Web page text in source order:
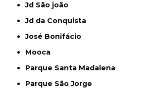
Jd São joão
Jd da Conquista
José Bonifácio
Mooca
Parque Santa Madalena
Parque São Jorge